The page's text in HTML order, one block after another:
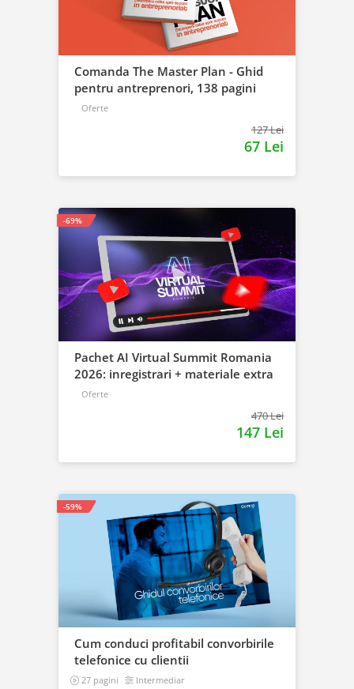
Comanda The Master Plan - Ghid
pentru antreprenori, 138 pagini
Oferte
127 Lei
67 Lei
Pachet AI Virtual Summit Romania
2026: inregistrari + materiale extra
Oferte
470 Lei
147 Lei
-69%
Cum conduci profitabil convorbirile
telefonice cu clientii
27 pagini Intermediar
-59%